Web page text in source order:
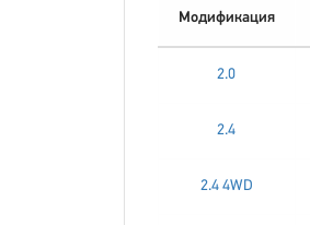
Модификация
2.0
2.4
2.4 4WD